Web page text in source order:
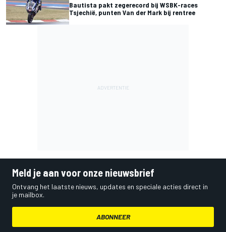
Bautista pakt zegerecord bij WSBK-races
Tsjechië, punten Van der Mark bij rentree
Meld je aan voor onze nieuwsbrief
Ontvang het laatste nieuws, updates en speciale acties direct in
je mailbox.
ABONNEER